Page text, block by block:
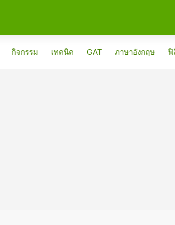
กิจกรรม เทคนิค GAT ภาษาอังกฤษ ฟิ